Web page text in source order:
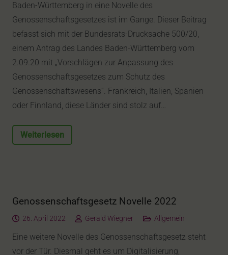
Baden-Württemberg in eine Novelle des
Genossenschaftsgesetzes ist im Gange. Dieser Beitrag
befasst sich mit der Bundesrats-Drucksache 500/20,
einem Antrag des Landes Baden-Württemberg vom
2.09.20 mit „Vorschlägen zur Anpassung des
Genossenschaftsgesetzes zum Schutz des
Genossenschaftswesens“. Frankreich, Italien, Spanien
oder Finnland, diese Länder sind stolz auf…
Weiterlesen
Genossenschaftsgesetz Novelle 2022
26. April 2022 Gerald Wiegner Allgemein
Eine weitere Novelle des Genossenschaftsgesetz steht
vor der Tür. Diesmal geht es um Digitalisierung,